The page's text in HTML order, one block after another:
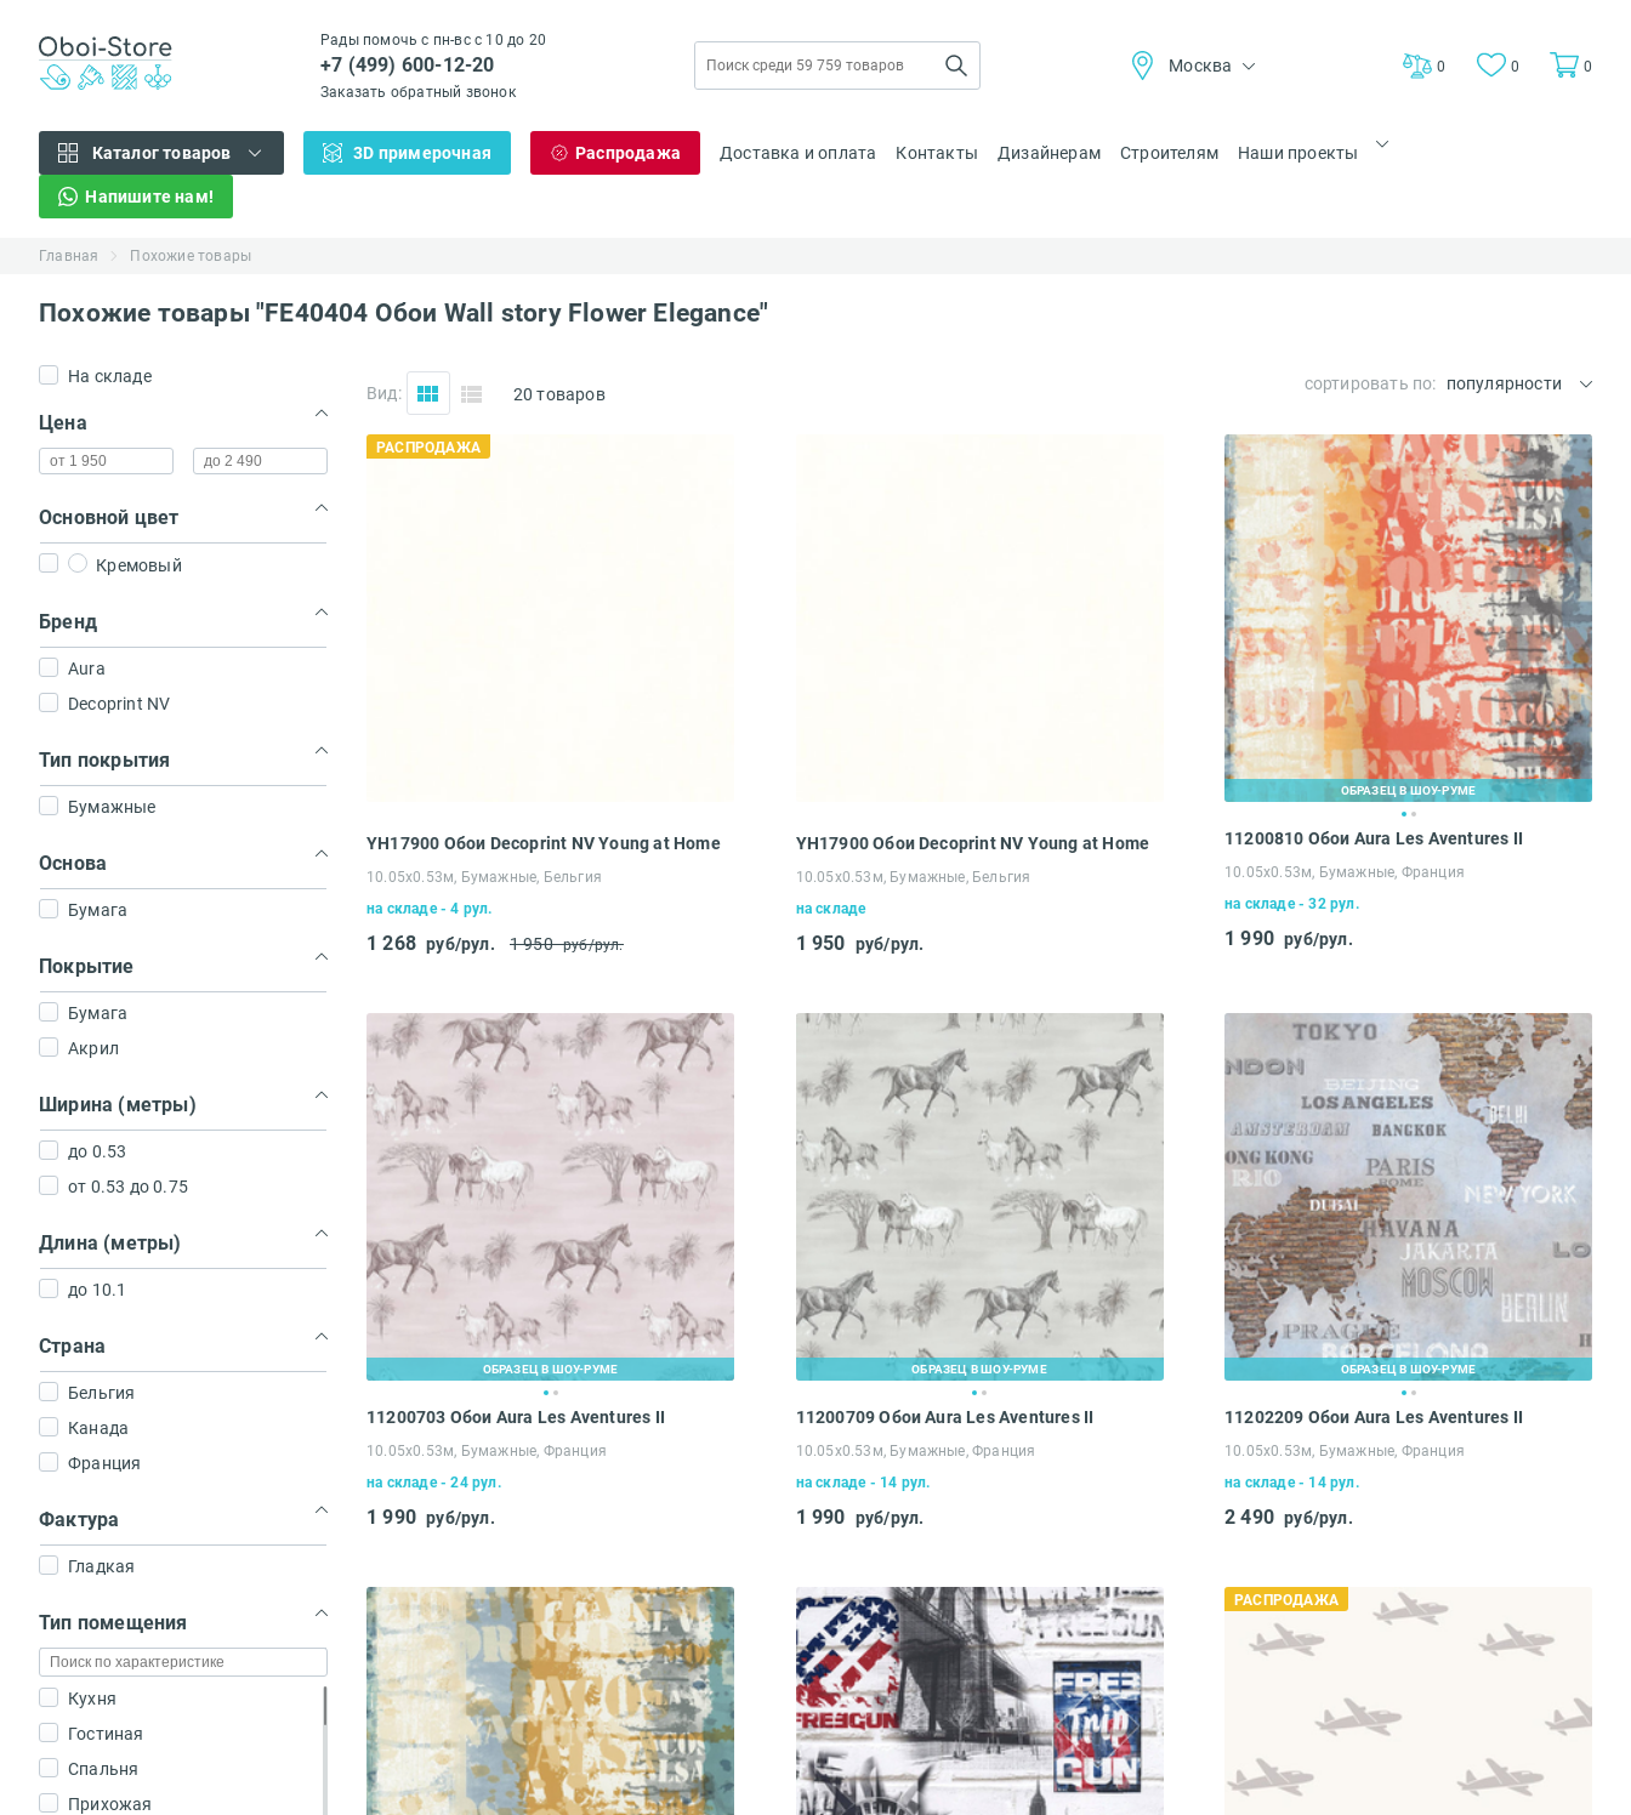
Рады помочь с пн-вс с 10 до 20
+7 (499) 600-12-20
Заказать обратный звонок
Москва 0 0 0
Каталог товаров 3D примерочная Распродажа Доставка и оплата Контакты Дизайнерам Строителям Наши проекты
Напишите нам!
Главная Похожие товары
Похожие товары "FE40404 Обои Wall story Flower Elegance"
На складе
Цена
Основной цвет
Кремовый
Бренд
Aura
Decoprint NV
Тип покрытия
Бумажные
Основа
Бумага
Покрытие
Бумага
Акрил
Ширина (метры)
до 0.53
от 0.53 до 0.75
Длина (метры)
до 10.1
Страна
Бельгия
Канада
Франция
Фактура
Гладкая
Тип помещения
Кухня
Гостиная
Спальня
Прихожая
Вид: 20 товаров
сортировать по: популярности
РАСПРОДАЖА
YH17900 Обои Decoprint NV Young at Home
10.05х0.53м, Бумажные, Бельгия
на складе - 4 рул.
1 268 руб/рул. 1 950 руб/рул.
YH17900 Обои Decoprint NV Young at Home
10.05х0.53м, Бумажные, Бельгия
на складе
1 950 руб/рул.
ОБРАЗЕЦ В ШОУ-РУМЕ
11200810 Обои Aura Les Aventures II
10.05х0.53м, Бумажные, Франция
на складе - 32 рул.
1 990 руб/рул.
ОБРАЗЕЦ В ШОУ-РУМЕ
11200703 Обои Aura Les Aventures II
10.05х0.53м, Бумажные, Франция
на складе - 24 рул.
1 990 руб/рул.
ОБРАЗЕЦ В ШОУ-РУМЕ
11200709 Обои Aura Les Aventures II
10.05х0.53м, Бумажные, Франция
на складе - 14 рул.
1 990 руб/рул.
ОБРАЗЕЦ В ШОУ-РУМЕ
11202209 Обои Aura Les Aventures II
10.05х0.53м, Бумажные, Франция
на складе - 14 рул.
2 490 руб/рул.
РАСПРОДАЖА